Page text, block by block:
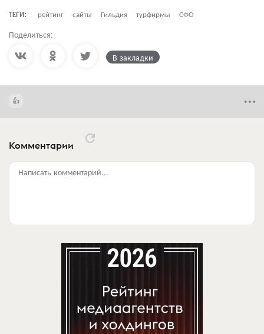
ТЕГИ:
рейтинг сайты Гильдия турфирмы СФО
Поделиться:
В закладки
Комментарии
Написать комментарий...